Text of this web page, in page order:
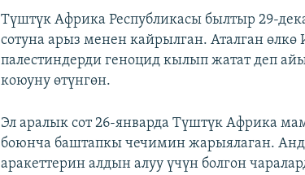
Түштүк Африка Республикасы былтыр 29-
сотуна арыз менен кайрылган. Аталган өлкө
палестиндерди геноцид кылып жатат деп
коюуну өтүнгөн.
Эл аралык сот 26-январда Түштүк Африка
боюнча баштапкы чечимин жарыялаган.
аракеттерин алдын алуу үчүн болгон